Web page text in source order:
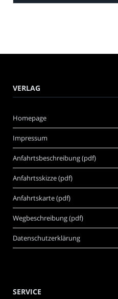
VERLAG
Homepage
Impressum
Anfahrtsbeschreibung (pdf)
Anfahrtsskizze (pdf)
Anfahrtskarte (pdf)
Wegbeschreibung (pdf)
Datenschutzerklärung
SERVICE